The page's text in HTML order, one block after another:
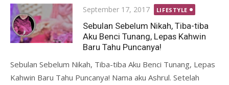
Posted
on
September 17, 2017 LIFESTYLE
Sebulan Sebelum Nikah, Tiba-tiba
Aku Benci Tunang, Lepas Kahwin
Baru Tahu Puncanya!
Sebulan Sebelum Nikah, Tiba-tiba Aku Benci Tunang, Lepas
Kahwin Baru Tahu Puncanya! Nama aku Ashrul. Setelah